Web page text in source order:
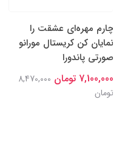
چارم مهره‌ای عشقت را
نمایان کن کریستال مورانو
صورتی پاندورا
7,100,000 تومان
8,470,000
تومان